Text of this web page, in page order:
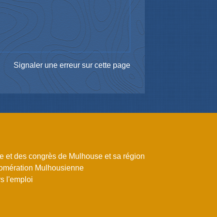
Signaler une erreur sur cette page
et des congrès de Mulhouse et sa région
Mulhousienne
l'emploi